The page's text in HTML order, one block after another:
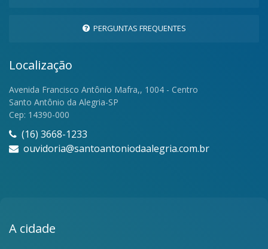
PERGUNTAS FREQUENTES
Localização
Avenida Francisco Antônio Mafra,, 1004 - Centro
Santo Antônio da Alegria-SP
Cep: 14390-000
(16) 3668-1233
ouvidoria@santoantoniodaalegria.com.br
A cidade